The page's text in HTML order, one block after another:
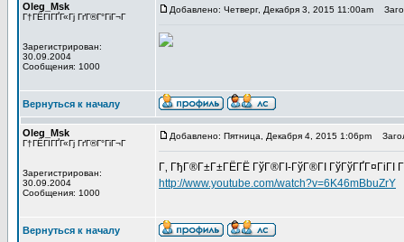
Oleg_Msk
Г†ГЁГІГҐГ«Гј ГґГ®Г°ГіГ¬Г
Зарегистрирован:
30.09.2004
Сообщения: 1000
Добавлено: Четверг, Декабря 3, 2015 11:00am
Вернуться к началу
Oleg_Msk
Г†ГЁГІГҐГ«Гј ГґГ®Г°ГіГ¬Г
Зарегистрирован:
30.09.2004
Сообщения: 1000
Добавлено: Пятница, Декабря 4, 2015 1:06pm
Г‚ ГђГ®Г±Г±ГЁГЁ ГўГ®ГІ-ГўГ®ГІ
http://www.youtube.com/watch?v=6K46mBbuZrY
Вернуться к началу